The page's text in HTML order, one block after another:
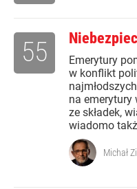
Emerytury
w konflikt
na emerytury
ze składek,
wiadomo
55
Michał